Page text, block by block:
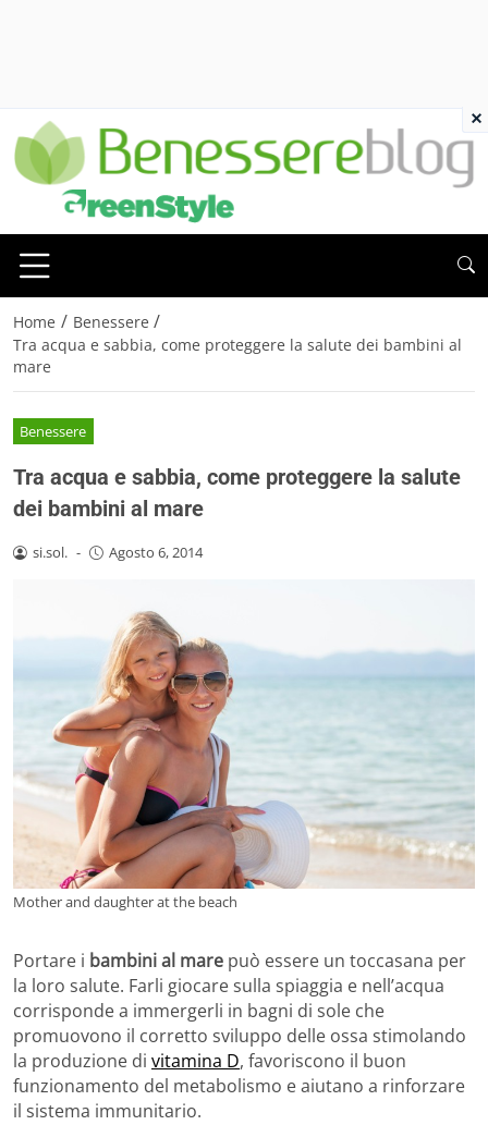
Home / Benessere /
Tra acqua e sabbia, come proteggere la salute dei bambini al
mare
Benessere
Tra acqua e sabbia, come proteggere la salute
dei bambini al mare
si.sol. - Agosto 6, 2014
Mother and daughter at the beach
Portare i bambini al mare può essere un toccasana per
la loro salute. Farli giocare sulla spiaggia e nell’acqua
corrisponde a immergerli in bagni di sole che
promuovono il corretto sviluppo delle ossa stimolando
la produzione di vitamina D, favoriscono il buon
funzionamento del metabolismo e aiutano a rinforzare
il sistema immunitario.
×